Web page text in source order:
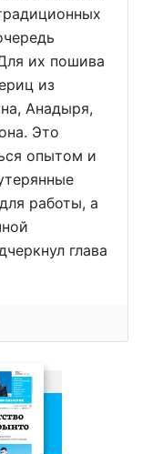
их пошива
из
Анадыря,
Это
опытом и
работы, а
глава